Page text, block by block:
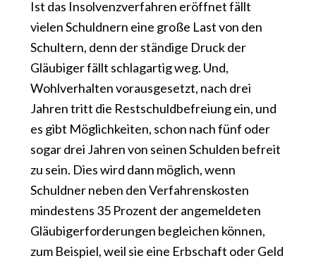
Ist das Insolvenzverfahren eröffnet fällt
vielen Schuldnern eine große Last von den
Schultern, denn der ständige Druck der
Gläubiger fällt schlagartig weg. Und,
Wohlverhalten vorausgesetzt, nach drei
Jahren tritt die Restschuldbefreiung ein, und
es gibt Möglichkeiten, schon nach fünf oder
sogar drei Jahren von seinen Schulden befreit
zu sein. Dies wird dann möglich, wenn
Schuldner neben den Verfahrenskosten
mindestens 35 Prozent der angemeldeten
Gläubigerforderungen begleichen können,
zum Beispiel, weil sie eine Erbschaft oder Geld